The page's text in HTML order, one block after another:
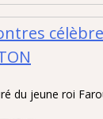
du jeune roi